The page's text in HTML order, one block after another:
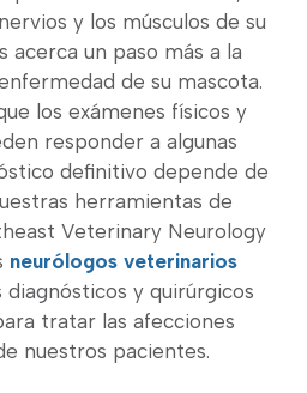
y los músculos de su
acerca un paso más a la
de su mascota.
los exámenes físicos y
responder a algunas
definitivo depende de
herramientas de
Veterinary Neurology
neurólogos veterinarios
diagnósticos y quirúrgicos
tratar las afecciones
nuestros pacientes.